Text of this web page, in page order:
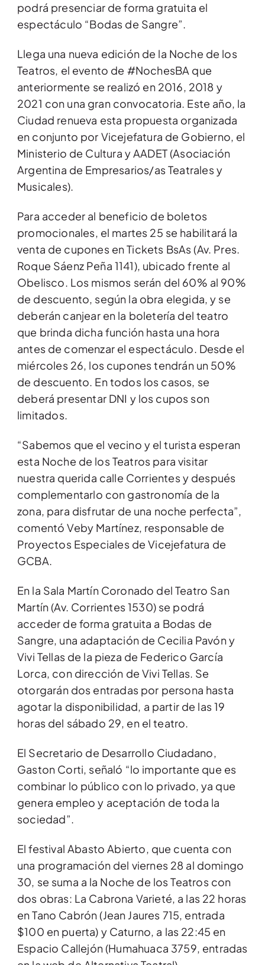
podrá presenciar de forma gratuita el
espectáculo “Bodas de Sangre”.
Llega una nueva edición de la Noche de los
Teatros, el evento de #NochesBA que
anteriormente se realizó en 2016, 2018 y
2021 con una gran convocatoria. Este año, la
Ciudad renueva esta propuesta organizada
en conjunto por Vicejefatura de Gobierno, el
Ministerio de Cultura y AADET (Asociación
Argentina de Empresarios/as Teatrales y
Musicales).
Para acceder al beneficio de boletos
promocionales, el martes 25 se habilitará la
venta de cupones en Tickets BsAs (Av. Pres.
Roque Sáenz Peña 1141), ubicado frente al
Obelisco. Los mismos serán del 60% al 90%
de descuento, según la obra elegida, y se
deberán canjear en la boletería del teatro
que brinda dicha función hasta una hora
antes de comenzar el espectáculo. Desde el
miércoles 26, los cupones tendrán un 50%
de descuento. En todos los casos, se
deberá presentar DNI y los cupos son
limitados.
“Sabemos que el vecino y el turista esperan
esta Noche de los Teatros para visitar
nuestra querida calle Corrientes y después
complementarlo con gastronomía de la
zona, para disfrutar de una noche perfecta”,
comentó Veby Martínez, responsable de
Proyectos Especiales de Vicejefatura de
GCBA.
En la Sala Martín Coronado del Teatro San
Martín (Av. Corrientes 1530) se podrá
acceder de forma gratuita a Bodas de
Sangre, una adaptación de Cecilia Pavón y
Vivi Tellas de la pieza de Federico García
Lorca, con dirección de Vivi Tellas. Se
otorgarán dos entradas por persona hasta
agotar la disponibilidad, a partir de las 19
horas del sábado 29, en el teatro.
El Secretario de Desarrollo Ciudadano,
Gaston Corti, señaló “lo importante que es
combinar lo público con lo privado, ya que
genera empleo y aceptación de toda la
sociedad”.
El festival Abasto Abierto, que cuenta con
una programación del viernes 28 al domingo
30, se suma a la Noche de los Teatros con
dos obras: La Cabrona Varieté, a las 22 horas
en Tano Cabrón (Jean Jaures 715, entrada
$100 en puerta) y Caturno, a las 22:45 en
Espacio Callejón (Humahuaca 3759, entradas